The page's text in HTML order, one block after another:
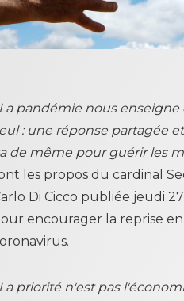
La pandémie nous
: une réponse partagée
de même pour guérir les
les propos du cardinal
Di Cicco publiée jeudi
encourager la reprise
La priorité n'est pas